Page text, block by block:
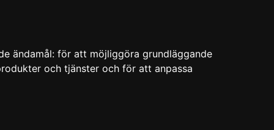
ändamål: för att möjliggöra grundläggande
och tjänster och för att anpassa